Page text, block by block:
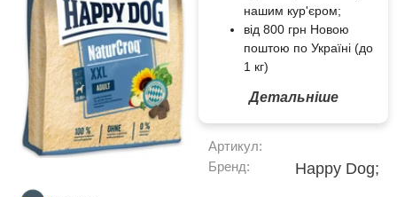
нашим кур'єром;
від 800 грн Новою
поштою по Україні (до
1 кг)
Детальніше
Артикул:
Бренд:
Happy Dog;